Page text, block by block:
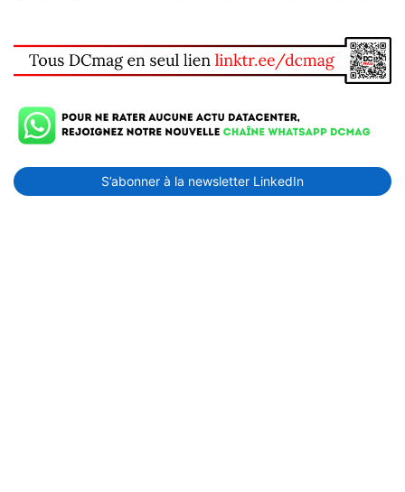
g
i
n
a
t
S’abonner à la newsletter LinkedIn